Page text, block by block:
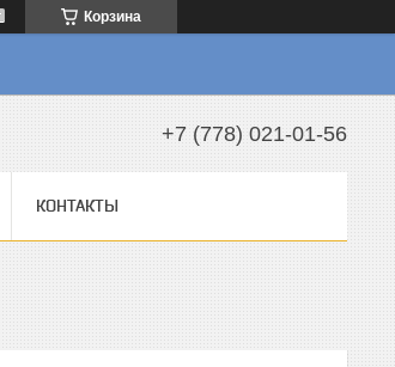
Корзина
+7 (778) 021-01-56
КОНТАКТЫ